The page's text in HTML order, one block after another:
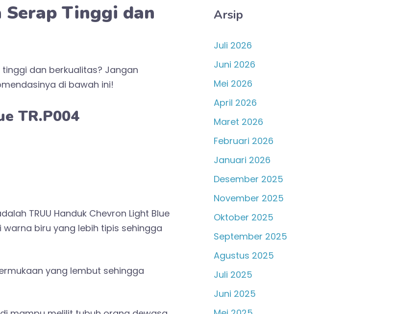
Serap Tinggi dan
dan berkualitas? Jangan
di bawah ini!
TR.P004
TRUU Handuk Chevron Light Blue
warna biru yang lebih tipis sehingga
yang lembut sehingga
Arsip
Juli 2026
Juni 2026
Mei 2026
April 2026
Maret 2026
Februari 2026
Januari 2026
Desember 2025
November 2025
Oktober 2025
September 2025
Agustus 2025
Juli 2025
Juni 2025